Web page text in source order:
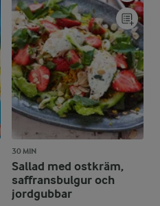
30 MIN
Sallad med ostkräm,
saffransbulgur och
jordgubbar